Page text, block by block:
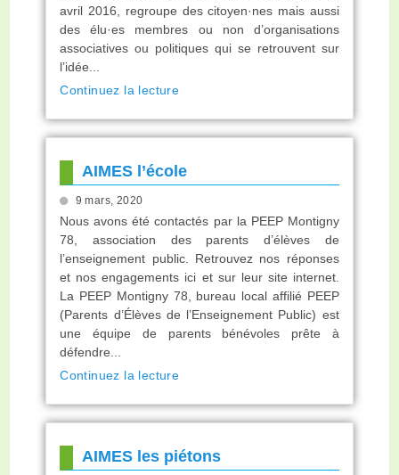
avril 2016, regroupe des citoyen·nes mais aussi
des élu·es membres ou non d’organisations
associatives ou politiques qui se retrouvent sur
l’idée...
Continuez la lecture
AIMES l’école
9 mars, 2020
Nous avons été contactés par la PEEP Montigny
78, association des parents d’élèves de
l’enseignement public. Retrouvez nos réponses
et nos engagements ici et sur leur site internet.
La PEEP Montigny 78, bureau local affilié PEEP
(Parents d’Élèves de l’Enseignement Public) est
une équipe de parents bénévoles prête à
défendre...
Continuez la lecture
AIMES les piétons